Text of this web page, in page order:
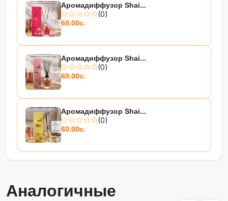
Аромадиффузор Shai...
(0)
60.00с.
Аромадиффузор Shai...
(0)
60.00с.
Аромадиффузор Shai...
(0)
60.00с.
Аналогичные